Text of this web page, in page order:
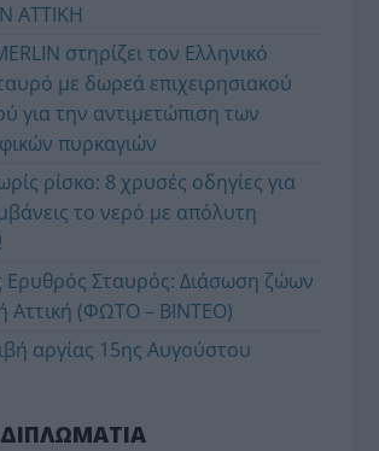
ΑΤΤΙΚΗ
στηρίζει τον Ελληνικό
με δωρεά επιχειρησιακού
για την αντιμετώπιση των
πυρκαγιών
ρίσκο: 8 χρυσές οδηγίες για
το νερό με απόλυτη
Ερυθρός Σταυρός: Διάσωση ζώων
Αττική (ΦΩΤΟ – ΒΙΝΤΕΟ)
αργίας 15ης Αυγούστου